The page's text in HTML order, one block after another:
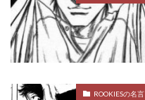
ROOKIESの名言